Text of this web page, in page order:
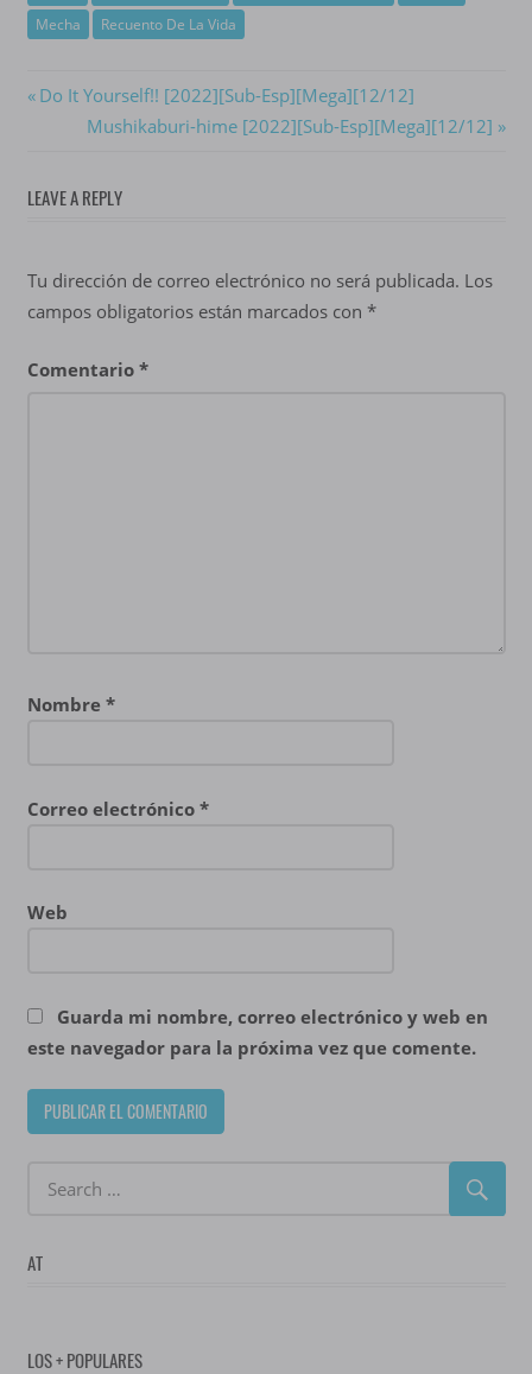
Mecha
Recuento De La Vida
Navegación
entradas
Previous
Do It Yourself!! [2022][Sub-Esp][Mega][12/12]
Next
Mushikaburi-hime [2022][Sub-Esp][Mega][12/12]
LEAVE A REPLY
Tu dirección de correo electrónico no será publicada. Los
campos obligatorios están marcados con *
Comentario *
Nombre *
Correo electrónico *
Web
Guarda mi nombre, correo electrónico y web en
este navegador para la próxima vez que comente.
AT
LOS + POPULARES